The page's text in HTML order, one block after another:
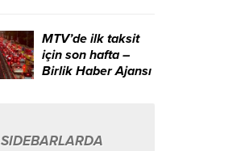
MTV’de ilk taksit
için son hafta –
Birlik Haber Ajansı
SIDEBARLARDA